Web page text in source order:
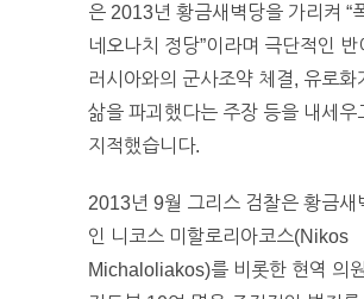
은 2013년 황금새벽당을 가리켜 “
네오나치 정당”이라며 극단적인 반
러시아와의 군사조약 체결, 유로화
삶을 파괴했다는 주장 등을 내세우
지적했습니다.
2013년 9월 그리스 검찰은 황금새
인 니코스 미할로리아코스(Nikos
Michaloliakos)를 비롯한 현역 의